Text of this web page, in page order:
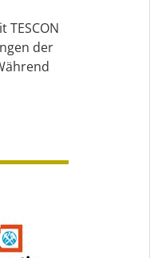
der